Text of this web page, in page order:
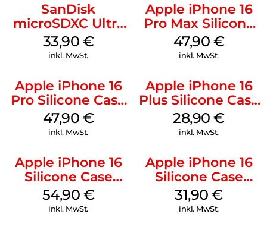
SanDisk
microSDXC Ultra
128 GB + Adapter
Mobile
33,90 €
inkl. MwSt.
Apple iPhone 16
Pro Max Silicone
Case MagSafe
Black
47,90 €
inkl. MwSt.
Apple iPhone 16
Pro Silicone Case
MagSafe Denim
47,90 €
inkl. MwSt.
Apple iPhone 16
Plus Silicone Case
MagSafe Black
28,90€
inkl. MwSt.
Apple iPhone 16
Silicone Case
MagSafe Black
54,90 €
inkl. MwSt.
Apple iPhone 16
Silicone Case
MagSafe Fuchsia
31,90€
inkl. MwSt.